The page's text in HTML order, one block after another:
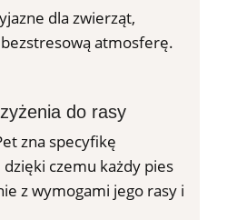
dla zwierząt,
atmosferę.
do rasy
zna specyfikę
czemu każdy pies
z wymogami jego rasy i